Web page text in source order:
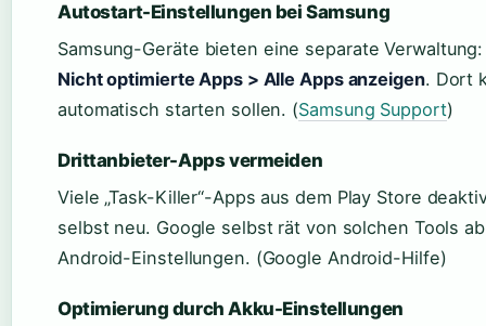
Autostart-Einstellungen bei Samsung
Samsung-Geräte bieten eine separate
Nicht optimierte Apps > Alle Apps anzeigen. Dort
automatisch starten sollen. (Samsung Support)
Drittanbieter-Apps vermeiden
Viele „Task-Killer“-Apps aus dem Play Store
selbst neu. Google selbst rät von solchen Tools
Android-Einstellungen. (Google Android-Hilfe)
Optimierung durch Akku-Einstellungen